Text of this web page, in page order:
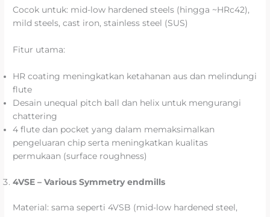
Cocok untuk: mid-low hardened steels (hingga ~HRc42),
mild steels, cast iron, stainless steel (SUS)
Fitur utama:
HR coating meningkatkan ketahanan aus dan melindungi
flute
Desain unequal pitch ball dan helix untuk mengurangi
chattering
4 flute dan pocket yang dalam memaksimalkan
pengeluaran chip serta meningkatkan kualitas
permukaan (surface roughness)
4VSE – Various Symmetry endmills
Material: sama seperti 4VSB (mid-low hardened steel,